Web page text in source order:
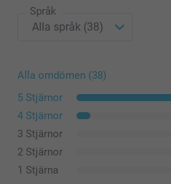
Språk
Alla omdömen (38)
5 Stjärnor
4 Stjärnor
3 Stjärnor
2 Stjärnor
1 Stjärna